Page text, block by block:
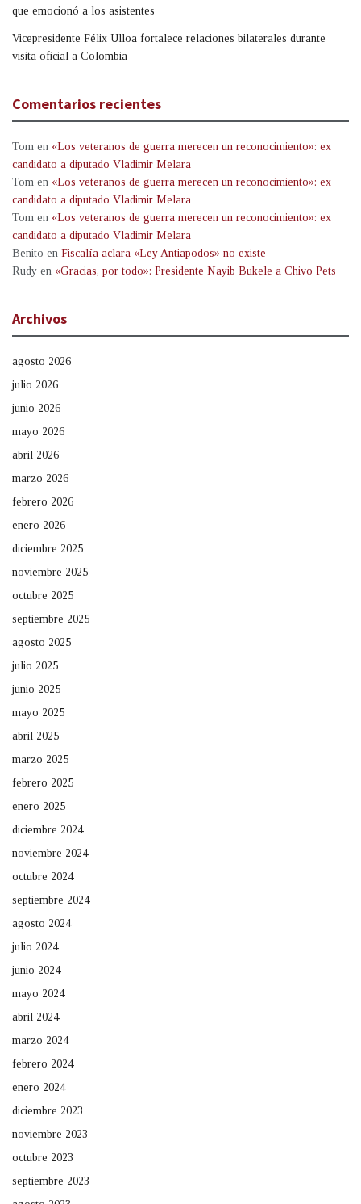
que emocionó a los asistentes
Vicepresidente Félix Ulloa fortalece relaciones bilaterales durante
visita oficial a Colombia
Comentarios recientes
Tom en «Los veteranos de guerra merecen un reconocimiento»: ex
candidato a diputado Vladimir Melara
Tom en «Los veteranos de guerra merecen un reconocimiento»: ex
candidato a diputado Vladimir Melara
Tom en «Los veteranos de guerra merecen un reconocimiento»: ex
candidato a diputado Vladimir Melara
Benito en Fiscalía aclara «Ley Antiapodos» no existe
Rudy en «Gracias, por todo»: Presidente Nayib Bukele a Chivo Pets
Archivos
agosto 2026
julio 2026
junio 2026
mayo 2026
abril 2026
marzo 2026
febrero 2026
enero 2026
diciembre 2025
noviembre 2025
octubre 2025
septiembre 2025
agosto 2025
julio 2025
junio 2025
mayo 2025
abril 2025
marzo 2025
febrero 2025
enero 2025
diciembre 2024
noviembre 2024
octubre 2024
septiembre 2024
agosto 2024
julio 2024
junio 2024
mayo 2024
abril 2024
marzo 2024
febrero 2024
enero 2024
diciembre 2023
noviembre 2023
octubre 2023
septiembre 2023